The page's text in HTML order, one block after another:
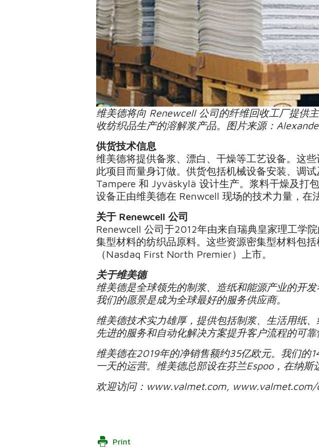
维美德将向 Renewcell 公司的纤维回收工厂提供
收纺织品生产的溶解浆产品。图片来源：
供货技术信息
维美德将提供备浆、漂白、干燥等工艺设备。这
此项目而量身订做。供货包括机械设备安装、调
Tampere 和 Jyväskylä 设计生产。浆料干燥及打
设备正由维美德在 Renwcell 现场的技术力量，在
关于 Renewcell 公司
Renewcell 公司于2012年由来自瑞典皇家理工学
集型材料的纺织品原料。这些资源密集型材料包
（Nasdaq First North Premier）上市。
关于维美德
维美德是全球领先的制浆、造纸和能源产业的开
我们的愿景是成为全球最好的服务供应商。
维美德技术实力雄厚，提供包括制浆、生活用纸
先进的服务和自动化解决方案提升客户流程的可
维美德在2019年的净销售额约35亿欧元。我们的
一天的运营。维美德总部设在芬兰Espoo，在纳斯
欢迎访问：www.valmet.com, www.valmet.com/
Print